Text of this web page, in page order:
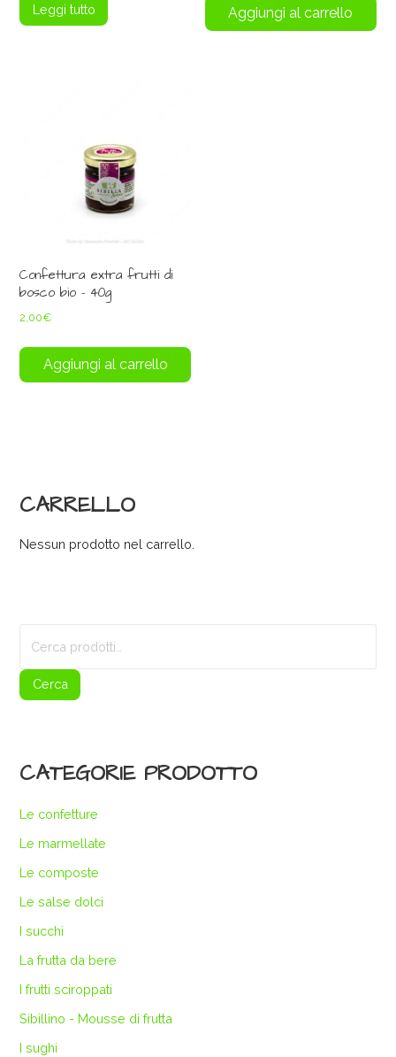
Leggi tutto Aggiungi al carrello
Confettura extra frutti di
bosco bio – 40g
2,00€
Aggiungi al carrello
CARRELLO
Nessun prodotto nel carrello.
Cerca
CATEGORIE PRODOTTO
Le confetture
Le marmellate
Le composte
Le salse dolci
I succhi
La frutta da bere
I frutti sciroppati
Sibillino - Mousse di frutta
I sughi